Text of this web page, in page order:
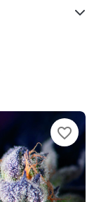
favorite_border